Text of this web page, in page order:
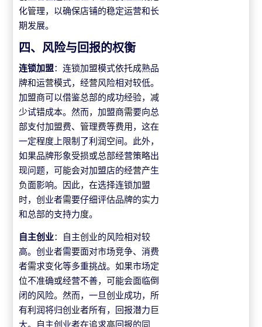
化管理，以确保店铺的稳定运营和长
期发展。
四、风险与回报的权衡
连锁加盟：连锁加盟模式依托成熟品
牌和运营模式，经营风险相对较低。
加盟商可以借鉴总部的成功经验，减
少试错成本。然而，加盟商需要向总
部支付加盟费、管理费等费用，这在
一定程度上限制了利润空间。此外，
如果品牌形象受损或总部经营策略出
现问题，可能会对加盟店的经营产生
负面影响。因此，在选择连锁加盟
时，创业者需要仔细评估品牌的实力
和总部的支持力度。
自主创业：自主创业的风险相对较
高。创业者需要面对市场竞争、消费
者需求变化等多重挑战。如果市场定
位不准确或经营不善，可能会面临倒
闭的风险。然而，一旦创业成功，所
有利润将归创业者所有，回报潜力巨
大。自主创业者在追求高回报的同